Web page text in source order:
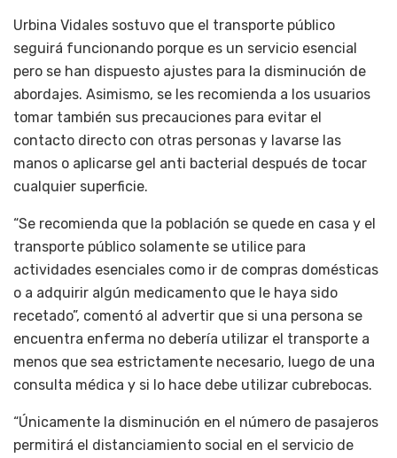
Urbina Vidales sostuvo que el transporte público
seguirá funcionando porque es un servicio esencial
pero se han dispuesto ajustes para la disminución de
abordajes. Asimismo, se les recomienda a los usuarios
tomar también sus precauciones para evitar el
contacto directo con otras personas y lavarse las
manos o aplicarse gel anti bacterial después de tocar
cualquier superficie.
“Se recomienda que la población se quede en casa y el
transporte público solamente se utilice para
actividades esenciales como ir de compras domésticas
o a adquirir algún medicamento que le haya sido
recetado”, comentó al advertir que si una persona se
encuentra enferma no debería utilizar el transporte a
menos que sea estrictamente necesario, luego de una
consulta médica y si lo hace debe utilizar cubrebocas.
“Únicamente la disminución en el número de pasajeros
permitirá el distanciamiento social en el servicio de